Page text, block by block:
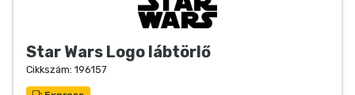
Star Wars Logo lábtörlő
Cikkszám: 196157
Animés cuccok
Gamer cuccok